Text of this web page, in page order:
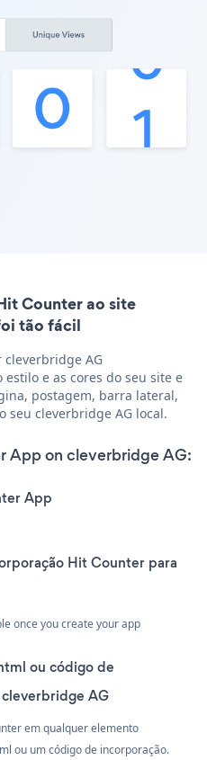
Counter ao site
tão fácil
cleverbridge AG
e as cores do seu site e
postagem, barra lateral,
seu cleverbridge AG local.
App on cleverbridge AG:
App
Hit Counter para
once you create your app
ou código de
AG
em qualquer elemento
ou um código de incorporação.